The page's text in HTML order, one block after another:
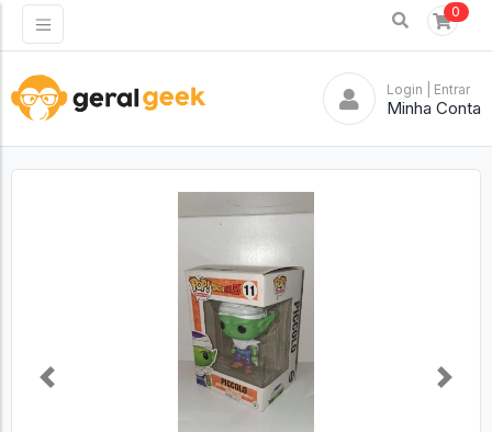
0
Login | Entrar
Minha Conta
Previous Next